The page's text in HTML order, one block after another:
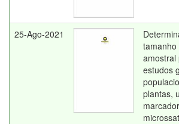
25-Ago-2021
amostral
estudos
plantas,